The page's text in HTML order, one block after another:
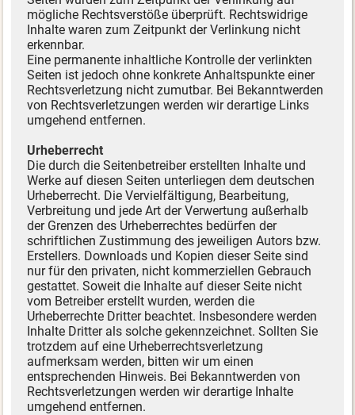
mögliche Rechtsverstöße überprüft. Rechtswidrige
Inhalte waren zum Zeitpunkt der Verlinkung nicht
erkennbar.
Eine permanente inhaltliche Kontrolle der verlinkten
Seiten ist jedoch ohne konkrete Anhaltspunkte einer
Rechtsverletzung nicht zumutbar. Bei Bekanntwerden
von Rechtsverletzungen werden wir derartige Links
umgehend entfernen.
Urheberrecht
Die durch die Seitenbetreiber erstellten Inhalte und
Werke auf diesen Seiten unterliegen dem deutschen
Urheberrecht. Die Vervielfältigung, Bearbeitung,
Verbreitung und jede Art der Verwertung außerhalb
der Grenzen des Urheberrechtes bedürfen der
schriftlichen Zustimmung des jeweiligen Autors bzw.
Erstellers. Downloads und Kopien dieser Seite sind
nur für den privaten, nicht kommerziellen Gebrauch
gestattet. Soweit die Inhalte auf dieser Seite nicht
vom Betreiber erstellt wurden, werden die
Urheberrechte Dritter beachtet. Insbesondere werden
Inhalte Dritter als solche gekennzeichnet. Sollten Sie
trotzdem auf eine Urheberrechtsverletzung
aufmerksam werden, bitten wir um einen
entsprechenden Hinweis. Bei Bekanntwerden von
Rechtsverletzungen werden wir derartige Inhalte
umgehend entfernen.